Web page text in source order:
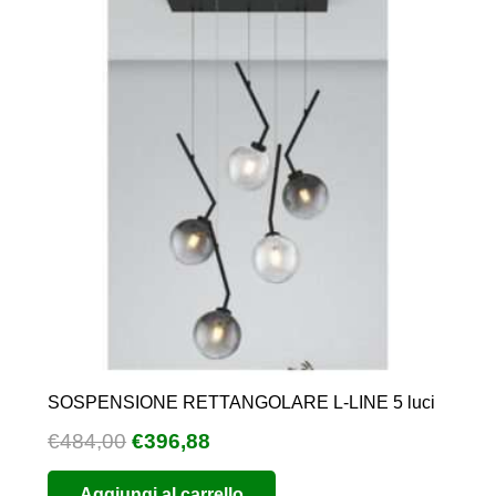
scelte
prodotto
SOSPENSIONE RETTANGOLARE L-LINE 5 luci
€484,00 Il
prezzo
€396,88
prezzo